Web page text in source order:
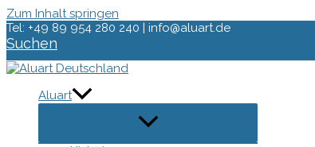
Zum Inhalt springen
Tel: +49 89 954 280 240 | info@aluart.de
Suchen
Aluart